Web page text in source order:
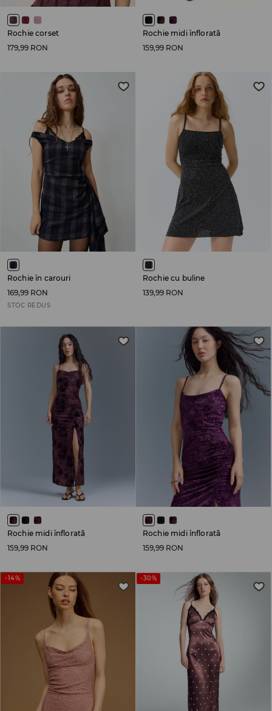
Rochie corset
179,99 RON
Rochie midi înflorată
159,99 RON
Rochie în carouri
169,99 RON
STOC REDUS
Rochie cu buline
139,99 RON
Rochie midi înflorată
159,99 RON
Rochie midi înflorată
159,99 RON
-14% -30%